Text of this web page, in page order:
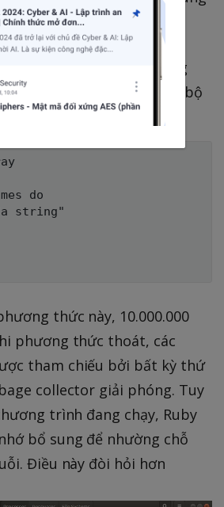
sau.
sau để xem sự ảnh hưởng
không được giữ lại đối với bộ
do
string"
thức này, 10.000.000
phương thức thoát, các
tham chiếu bởi bất kỳ thứ
collector giải phóng. Tuy
trình đang chạy, Ruby
bổ sung để nhường chỗ
Điều này đòi hỏi hơn